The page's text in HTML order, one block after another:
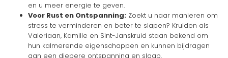
en u meer energie te geven.
Voor Rust en Ontspanning: Zoekt u naar manieren om
stress te verminderen en beter te slapen? Kruiden als
Valeriaan, Kamille en Sint-Janskruid staan bekend om
hun kalmerende eigenschappen en kunnen bijdragen
aan een diepere ontspanning en slaap.